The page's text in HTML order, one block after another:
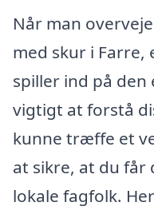
Når man
med skur i
spiller ind på den
vigtigt at forstå
kunne træffe et
at sikre, at du får
lokale fagfolk.